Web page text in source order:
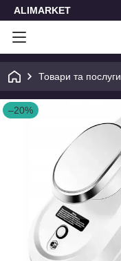
ALIMARKET
Товари та послуги
–20%